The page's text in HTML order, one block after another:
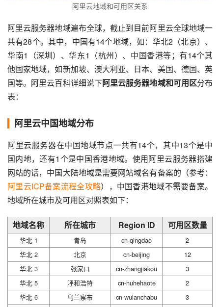
阿里云地域和可用区关系
阿里云服务器地域遍布全球，截止到目前阿里云全球地域一
共有28个。其中，中国有14个地域，如：华北2（北京）、
华南1（深圳）、华东1（杭州）、中国香港等；有14个其
他国家地域，如新加坡、澳大利亚、日本、美国、德国、英
国等。阿里云百科详细说下阿里云服务器地域和可用区分布
表：
阿里云中国地域分布
阿里云服务器在中国地域节点一共有14个，其中13个是中
国内地，还有1个是中国香港地域。使用阿里云服务器搭建
网站的话，中国大陆地域是需要网站域名有备案的（参考：
阿里云ICP备案流程全攻略），中国香港地域不需要备案。
地域所在城市及可用区对照表如下：
地域名称 所在城市 Region ID 可用区数量
华北 1 青岛 cn-qingdao
2
华北 2
北京 cn-beijing
12
华北 3
张家口 cn-zhangjiakou
3
华北 5
呼和浩特 cn-huhehaote
2
华北 6
乌兰察布 cn-wulanchabu
3